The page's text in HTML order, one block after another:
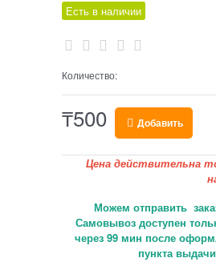
Есть в наличии
Количество:
₸500 Добавить
Цена действительна
Можем отправить
Самовывоз доступен
через 99 мин после
пункта